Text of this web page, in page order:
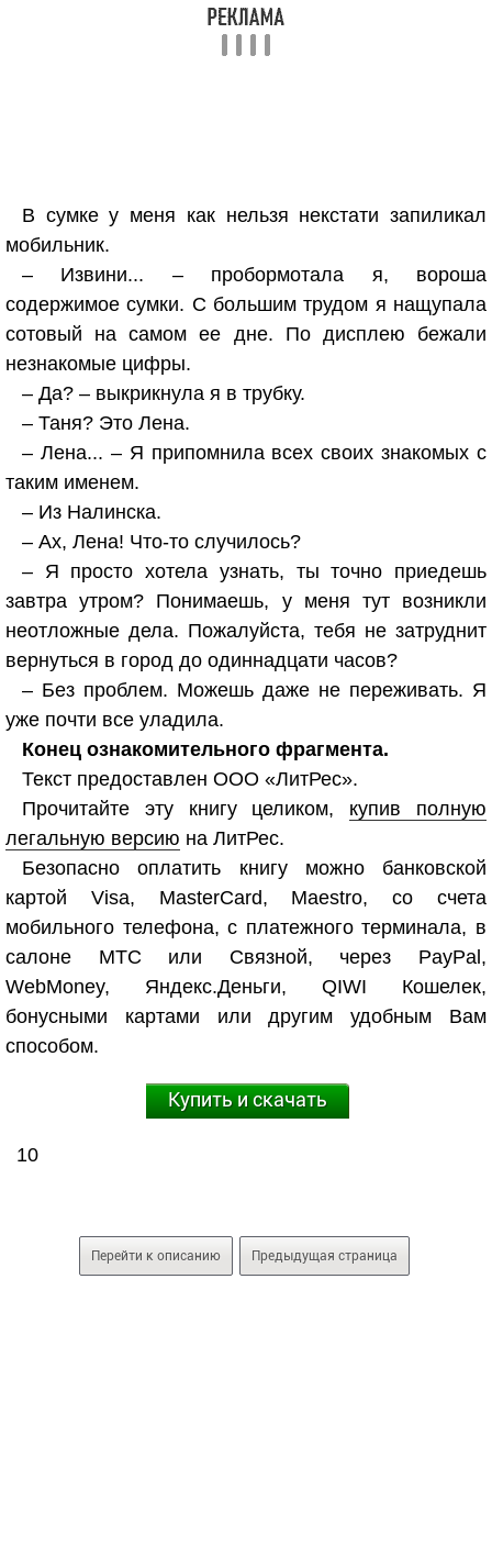
В сумке у меня как нельзя некстати запиликал
мобильник.
– Извини... – пробормотала я, вороша
содержимое сумки. С большим трудом я нащупала
сотовый на самом ее дне. По дисплею бежали
незнакомые цифры.
– Да? – выкрикнула я в трубку.
– Таня? Это Лена.
– Лена... – Я припомнила всех своих знакомых с
таким именем.
– Из Налинска.
– Ах, Лена! Что-то случилось?
– Я просто хотела узнать, ты точно приедешь
завтра утром? Понимаешь, у меня тут возникли
неотложные дела. Пожалуйста, тебя не затруднит
вернуться в город до одиннадцати часов?
– Без проблем. Можешь даже не переживать. Я
уже почти все уладила.
Конец ознакомительного фрагмента.
Текст предоставлен ООО «ЛитРес».
Прочитайте эту книгу целиком, купив полную
легальную версию на ЛитРес.
Безопасно оплатить книгу можно банковской
картой Visa, MasterCard, Maestro, со счета
мобильного телефона, с платежного терминала, в
салоне МТС или Связной, через PayPal,
WebMoney, Яндекс.Деньги, QIWI Кошелек,
бонусными картами или другим удобным Вам
способом.
Купить и скачать
10
Перейти к описанию Предыдущая страница